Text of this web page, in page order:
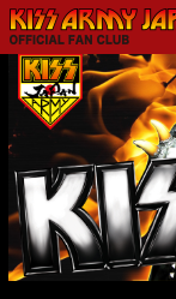
KISS ARMY JAPAN
Fan Club